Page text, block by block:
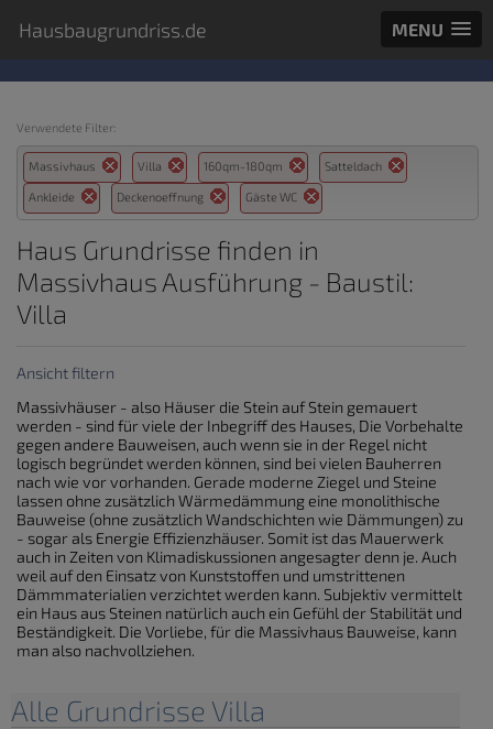
Hausbaugrundriss.de MENU
Verwendete Filter:
Massivhaus Villa 160qm-180qm Satteldach
Ankleide Deckenoeffnung Gäste WC
Haus Grundrisse finden in
Massivhaus Ausführung - Baustil:
Villa
Ansicht filtern
Massivhäuser - also Häuser die Stein auf Stein gemauert
werden - sind für viele der Inbegriff des Hauses, Die Vorbehalte
gegen andere Bauweisen, auch wenn sie in der Regel nicht
logisch begründet werden können, sind bei vielen Bauherren
nach wie vor vorhanden. Gerade moderne Ziegel und Steine
lassen ohne zusätzlich Wärmedämmung eine monolithische
Bauweise (ohne zusätzlich Wandschichten wie Dämmungen) zu
- sogar als Energie Effizienzhäuser. Somit ist das Mauerwerk
auch in Zeiten von Klimadiskussionen angesagter denn je. Auch
weil auf den Einsatz von Kunststoffen und umstrittenen
Dämmmaterialien verzichtet werden kann. Subjektiv vermittelt
ein Haus aus Steinen natürlich auch ein Gefühl der Stabilität und
Beständigkeit. Die Vorliebe, für die Massivhaus Bauweise, kann
man also nachvollziehen.
Alle Grundrisse Villa